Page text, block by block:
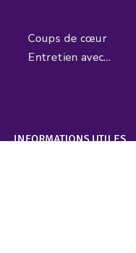
Coups de cœur
Entretien avec…
INFORMATIONS UTILES